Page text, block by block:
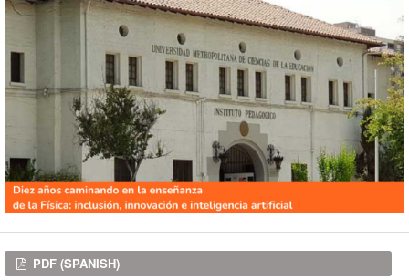
Downloads
PDF (SPANISH)